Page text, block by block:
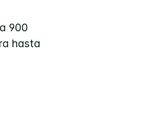
900
hasta